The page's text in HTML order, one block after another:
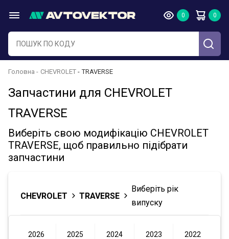
Головна CHEVROLET TRAVERSE
Запчастини для CHEVROLET
TRAVERSE
Виберіть свою модифікацію CHEVROLET
TRAVERSE, щоб правильно підібрати
запчастини
CHEVROLET TRAVERSE
Виберіть рік
випуску
2026 2025 2024 2023 2022